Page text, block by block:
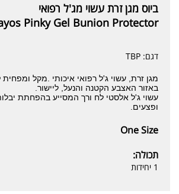
ביוס מגן זרת עשוי מג'ל רפואי
Pinky Gel Bunion Protector
דגם: TBP
מגן זרת, עשוי ג'ל רפואי איכותי .מקל ומפחית
באזור האצבע הקטנה והנעל, ליישור.
עשוי ג'ל אלסטי לח ורך המסייע בהפחתת
ופצעים.
One Size
תכולה:
1 יחידות